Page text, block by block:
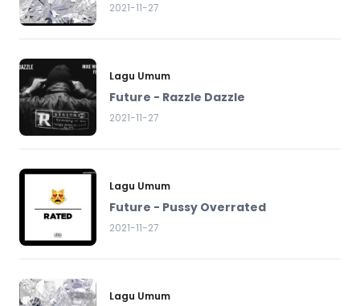
2021-11-27
Lagu Umum
Future - Razzle Dazzle
2021-11-27
Lagu Umum
Future - Pussy Overrated
2021-11-27
Lagu Umum